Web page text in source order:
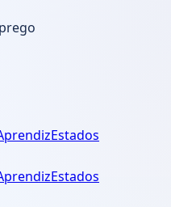
Estados
Estados